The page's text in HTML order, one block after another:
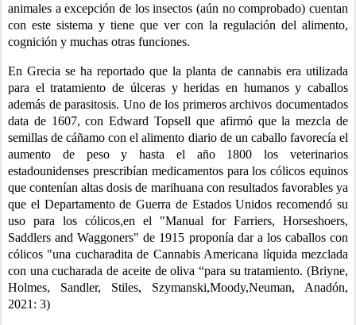
animales a excepción de los insectos (aún no comprobado) cuentan
con este sistema y tiene que ver con la regulación del alimento,
cognición y muchas otras funciones.
En Grecia se ha reportado que la planta de cannabis era utilizada
para el tratamiento de úlceras y heridas en humanos y caballos
además de parasitosis. Uno de los primeros archivos documentados
data de 1607, con Edward Topsell que afirmó que la mezcla de
semillas de cáñamo con el alimento diario de un caballo favorecía el
aumento de peso y hasta el año 1800 los veterinarios
estadounidenses prescribían medicamentos para los cólicos equinos
que contenían altas dosis de marihuana con resultados favorables ya
que el Departamento de Guerra de Estados Unidos recomendó su
uso para los cólicos,en el "Manual for Farriers, Horseshoers,
Saddlers and Waggoners" de 1915 proponía dar a los caballos con
cólicos "una cucharadita de Cannabis Americana líquida mezclada
con una cucharada de aceite de oliva “para su tratamiento. (Briyne,
Holmes, Sandler, Stiles, Szymanski,Moody,Neuman, Anadón,
2021: 3)